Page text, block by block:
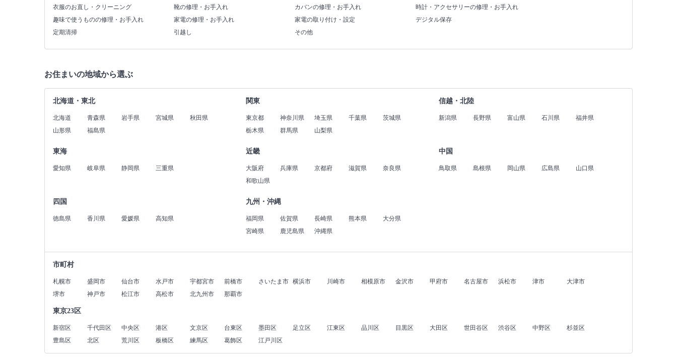
衣服のお直し・クリーニング
靴の修理・お手入れ カバンの修理・お手入れ
時計・アクセサリーの修理・お手入れ
趣味で使うものの修理・お手入れ
家電の修理・お手入れ 家電の取り付け・設定
デジタル保存
定期清掃
引越し その他
お住まいの地域から選ぶ
北海道・東北
北海道 青森県 岩手県 宮城県
秋田県
山形県
福島県
関東
東京都 神奈川県 埼玉県 千葉県
茨城県
栃木県
群馬県 山梨県
信越・北陸
新潟県 長野県 富山県 石川県 福井県
東海
愛知県 岐阜県 静岡県 三重県
近畿
大阪府 兵庫県 京都府 滋賀県
奈良県
和歌山県
中国
鳥取県 島根県 岡山県 広島県 山口県
四国
徳島県 香川県 愛媛県 高知県
九州・沖縄
福岡県 佐賀県 長崎県 熊本県
大分県
宮崎県
鹿児島県 沖縄県
市町村
札幌市 盛岡市 仙台市 水戸市 宇都宮市 前橋市 さいたま市 横浜市 川崎市 相模原市 金沢市 甲府市 名古屋市 浜松市 津市
大津市
堺市
神戸市 松江市 高松市 北九州市 那覇市
東京23区
新宿区 千代田区 中央区 港区 文京区 台東区 墨田区 足立区 江東区 品川区 目黒区 大田区 世田谷区 渋谷区 中野区
杉並区
豊島区
北区 荒川区 板橋区 練馬区 葛飾区 江戸川区